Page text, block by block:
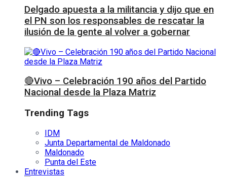
Delgado apuesta a la militancia y dijo que en
el PN son los responsables de rescatar la
ilusión de la gente al volver a gobernar
🔴Vivo – Celebración 190 años del Partido
Nacional desde la Plaza Matriz
Trending Tags
IDM
Junta Departamental de Maldonado
Maldonado
Punta del Este
Entrevistas